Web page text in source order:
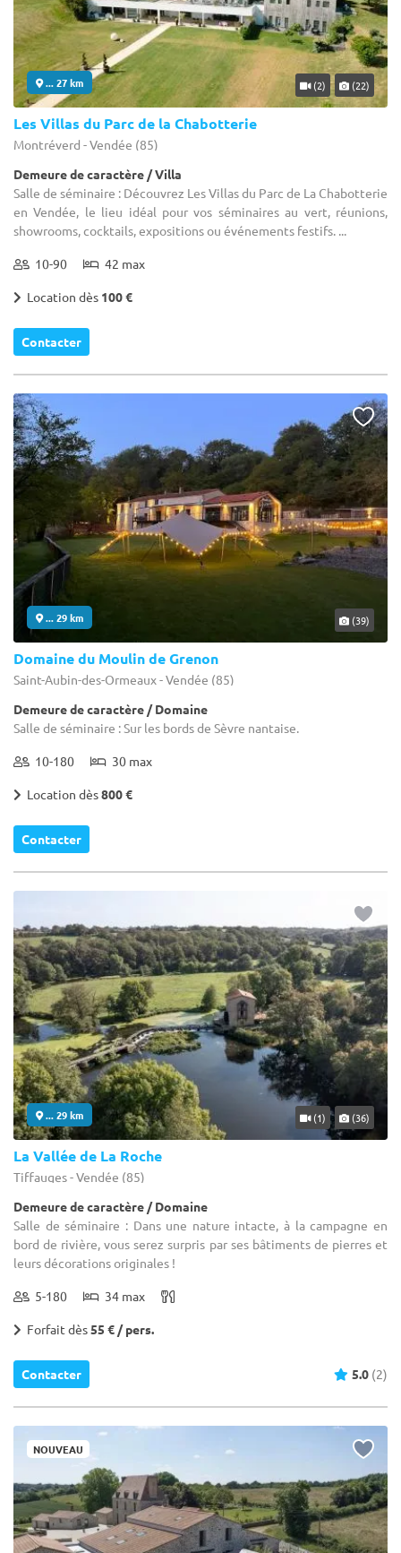
... 27 km (2) (22)
Les Villas du Parc de la Chabotterie
Montréverd - Vendée (85)
Demeure de caractère / Villa
Salle de séminaire : Découvrez Les Villas du Parc de La Chabotterie
en Vendée, le lieu idéal pour vos séminaires au vert, réunions,
showrooms, cocktails, expositions ou événements festifs. ...
10-90 42 max
Location dès 100 €
Contacter
... 29 km (39)
Domaine du Moulin de Grenon
Saint-Aubin-des-Ormeaux - Vendée (85)
Demeure de caractère / Domaine
Salle de séminaire : Sur les bords de Sèvre nantaise.
10-180 30 max
Location dès800 €
Contacter
... 29 km (1) (36)
La Vallée de La Roche
Tiffauges - Vendée (85)
Demeure de caractère / Domaine
Salle de séminaire : Dans une nature intacte, à la campagne en
bord de rivière, vous serez surpris par ses bâtiments de pierres et
leurs décorations originales !
5-180 34 max
Forfait dès55 € / pers.
Contacter 5.0 (2)
NOUVEAU